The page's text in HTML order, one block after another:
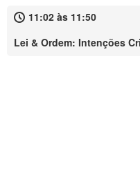
11:02 às 11:50
Lei & Ordem: Intenções